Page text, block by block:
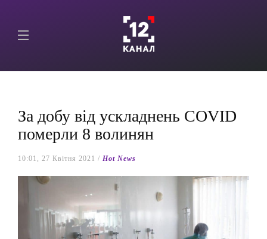
За добу від ускладнень COVID
померли 8 волинян
10:01, 27 Квітня 2021 / Hot News